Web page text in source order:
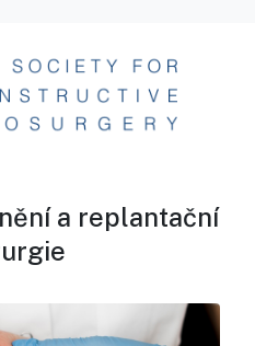
a replantační